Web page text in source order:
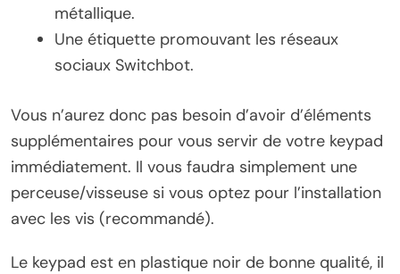
métallique.
Une étiquette promouvant les réseaux
sociaux Switchbot.
Vous n’aurez donc pas besoin d’avoir d’éléments
supplémentaires pour vous servir de votre keypad
immédiatement. Il vous faudra simplement une
perceuse/visseuse si vous optez pour l’installation
avec les vis (recommandé).
Le keypad est en plastique noir de bonne qualité, il